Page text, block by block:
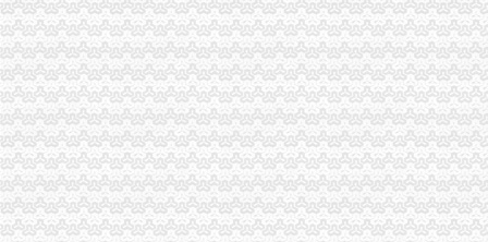
重庆市南坪子石=凯洋玉冠=工程可研报告（房地产开发立项投资建
湖南常德市城投龙马建设公司南坪污水提升泵站设备采购招标公告-污
会计_金华圆通速递有限公司招聘信息-金华58同城
重庆永积行财务咨询有限公司南坪分公司_【信用信息_诉讼信息_财务
【重庆南岸南坪财务经理招聘网|2017年重庆南岸南坪财务经理招聘信
【重庆南岸南坪财务/审计/税务招聘网|2018年重庆南岸南坪财务/审计
【南坪财务主管招聘|南坪审计主管招聘|南坪统计主管招聘】-重庆58同
【重庆南坪财务管理招聘网_财务管理招聘信息】-重庆智联招聘
重庆南岸南坪财务/审计/税务求职网_重庆南岸南坪财务/审计/税务简历
重庆会计代账公司南坪代理记账公司重庆代理记账今题网